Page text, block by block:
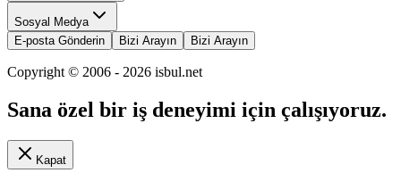
Sosyal Medya
E-posta Gönderin
Bizi Arayın Bizi Arayın
Copyright © 2006 - 2026 isbul.net
Sana özel bir iş deneyimi için çalışıyoruz.
Kapat